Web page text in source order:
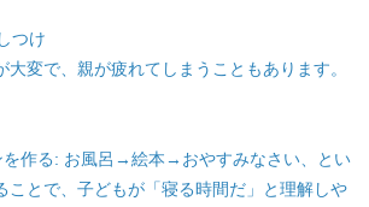
つけ
変で、親が疲れてしまうこともあります。
を作る: お風呂→絵本→おやすみなさい、とい
ことで、子どもが「寝る時間だ」と理解しや